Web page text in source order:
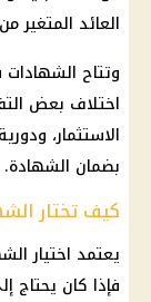
العائد المتغير من 500 جنيه وفقًا لنوع المنتج وشروطه.
وتتاح
اختلاف بعض
الاستثمار،
بضمان الشهادة.
كيف تختار
يعتمد اختيار
فإذا كان